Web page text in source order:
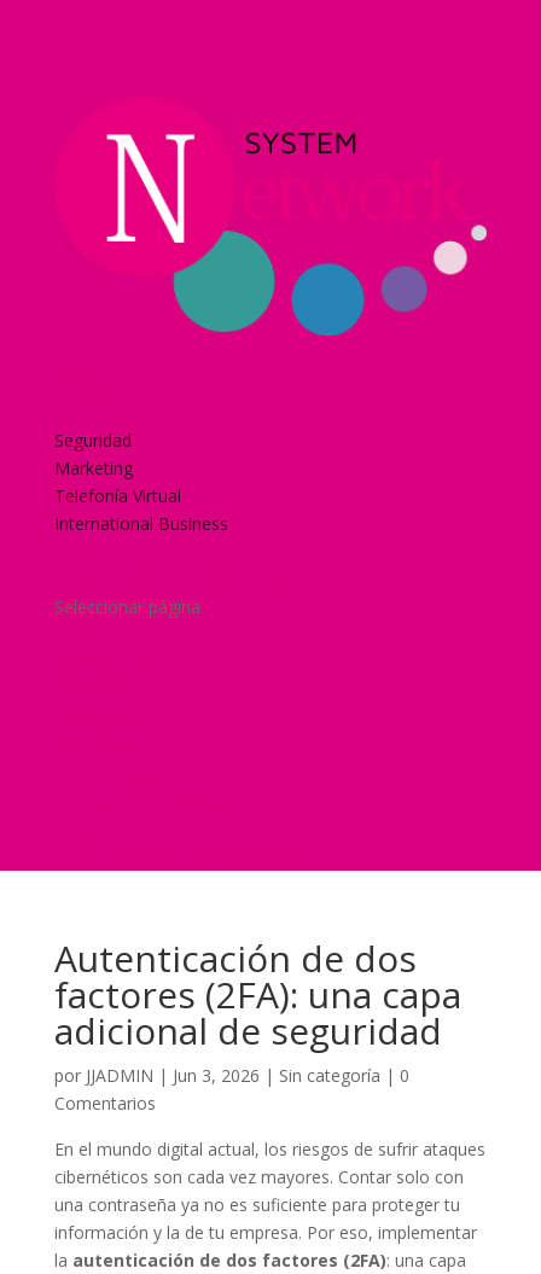
Seguridad
Marketing
Telefonía Virtual
International Business
Seleccionar página
Autenticación de dos
factores (2FA): una capa
adicional de seguridad
por JJADMIN | Jun 3, 2026 | Sin categoría | 0
Comentarios
En el mundo digital actual, los riesgos de sufrir ataques
cibernéticos son cada vez mayores. Contar solo con
una contraseña ya no es suficiente para proteger tu
información y la de tu empresa. Por eso, implementar
la autenticación de dos factores (2FA): una capa